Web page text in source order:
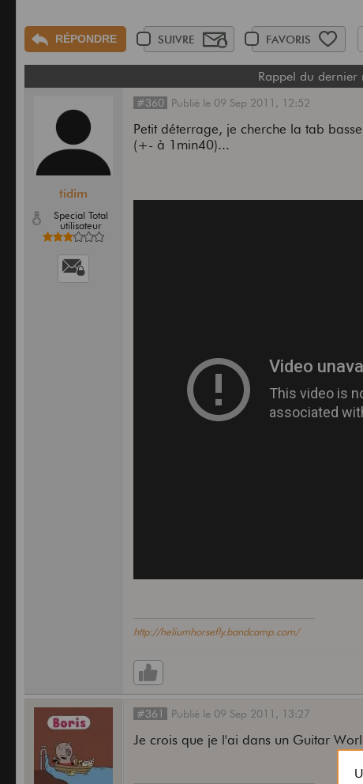
RÉPONDRE SUIVRE FAVORIS
Rappel du dernier
tidim
Special Total
utilisateur
#360 Publié le 09 Sep 2011, 12:52
Petit déterrage, je cherche la tab
(+- à 1min40)...
http://heliumhorsefly.bandcamp.com/
#361 Publié le 09 Sep 2011, 13:27
Je crois que je l'ai dans un Guitar